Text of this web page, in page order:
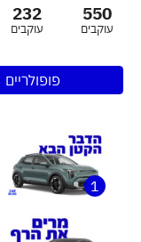
550
עוקבים
232
עוקבים
פופולריים
1